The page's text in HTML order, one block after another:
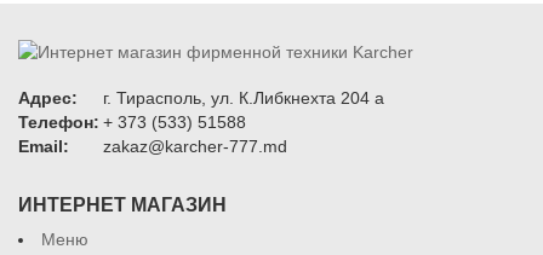
Адрес:
г. Тирасполь, ул. К.Либкнехта 204 а
Телефон: + 373 (533) 51588
Email:
zakaz@karcher-777.md
ИНТЕРНЕТ МАГАЗИН
Меню